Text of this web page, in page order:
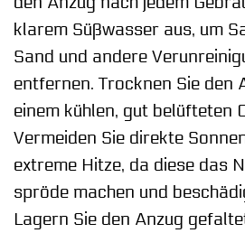
klarem Süßwasser aus, um
Sand und andere
entfernen. Trocknen Sie den
einem kühlen, gut belüfteten
Vermeiden Sie direkte
extreme Hitze, da diese das
spröde machen und
Lagern Sie den Anzug